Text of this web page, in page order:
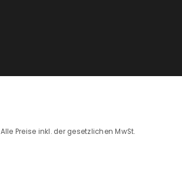
Alle Preise inkl. der gesetzlichen MwSt.